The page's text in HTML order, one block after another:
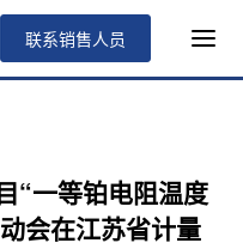
联系销售人员
“一等铂电阻温度
会在江苏省计量